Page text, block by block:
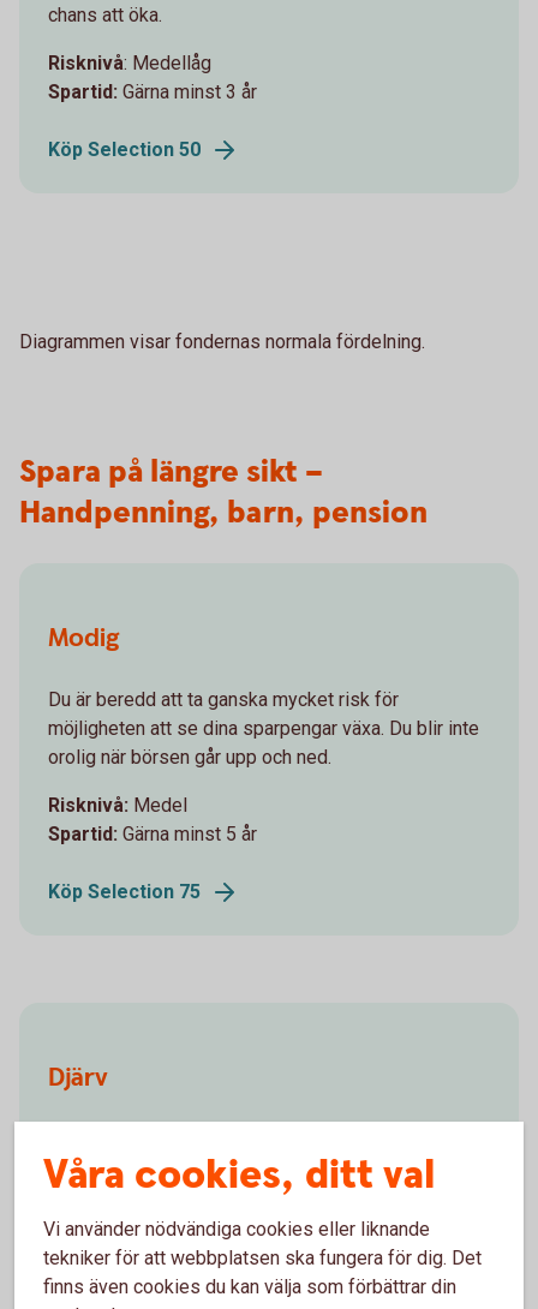
chans att öka.
Risknivå: Medellåg
Spartid: Gärna minst 3 år
Köp Selection 50
Diagrammen visar fondernas normala fördelning.
Spara på längre sikt –
Handpenning, barn, pension
Modig
Du är beredd att ta ganska mycket risk för
möjligheten att se dina sparpengar växa. Du blir inte
orolig när börsen går upp och ned.
Risknivå: Medel
Spartid: Gärna minst 5 år
Köp Selection 75
Djärv
problem med att riskera en del av dina sparpengar
för möjligheten att se värdet gå upp.
Risknivå:
Spartid:
Gärna minst 5 år
Våra cookies, ditt val
Vi använder nödvändiga cookies eller liknande
tekniker för att webbplatsen ska fungera för dig. Det
finns även cookies du kan välja som förbättrar din